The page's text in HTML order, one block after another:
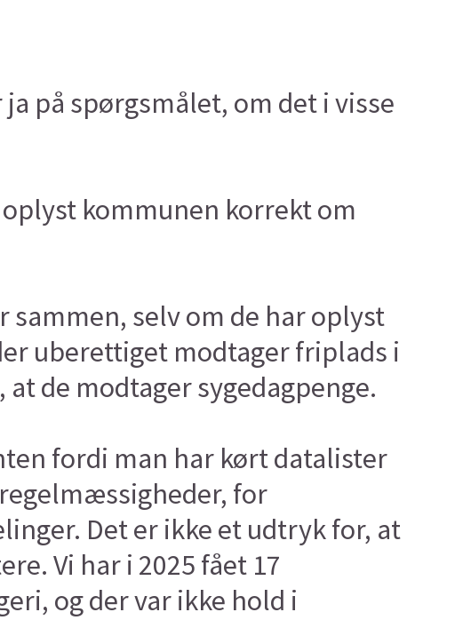
på spørgsmålet, om det i visse
kommunen korrekt om
selv om de har oplyst
uberettiget modtager friplads i
de modtager sygedagpenge.
fordi man har kørt datalister
for
Det er ikke et udtryk for, at
Vi har i 2025 fået 17
og der var ikke hold i